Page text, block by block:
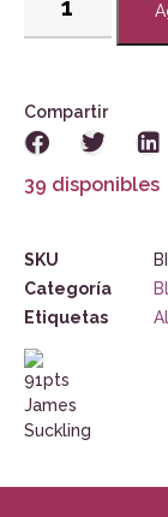
Compartir
39 disponibles
SKU
Categoría
Etiquetas